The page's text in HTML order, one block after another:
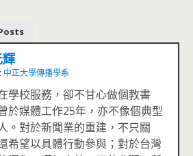
中正大學傳播學系
學校服務，卻不甘心做個教書
於媒體工作25年，亦不像個典型
。對於新聞業的重建，不只關
希望以具體行動參與；對於台灣